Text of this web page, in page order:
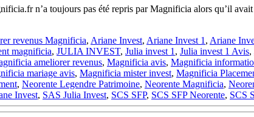
n’a toujours pas été repris par Magnificia alors qu’il
revenus Magnificia, Ariane Invest, Ariane Invest 1 , Ariane
magnificia, JULIA INVEST, Julia invest 1 , Julia invest 1 Avis,
ameliorer revenus, Magnificia avis, Magnificia
mariage avis, Magnificia mister invest, Magnificia
, Neorente Legendre Patrimoine, Neorente Magnificia,
Invest, SAS Julia Invest, SCS SFP, SCS SFP Neorente, SCS